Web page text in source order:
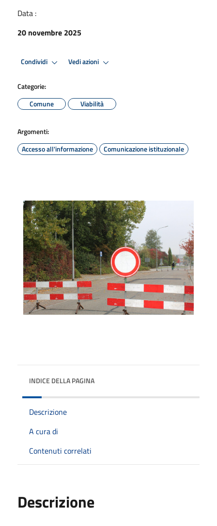
Data :
20 novembre 2025
Condividi Vedi azioni
Categorie:
Comune
Viabilità
Argomenti:
Accesso all'informazione
Comunicazione istituzionale
INDICE DELLA PAGINA
Descrizione
A cura di
Contenuti correlati
Descrizione